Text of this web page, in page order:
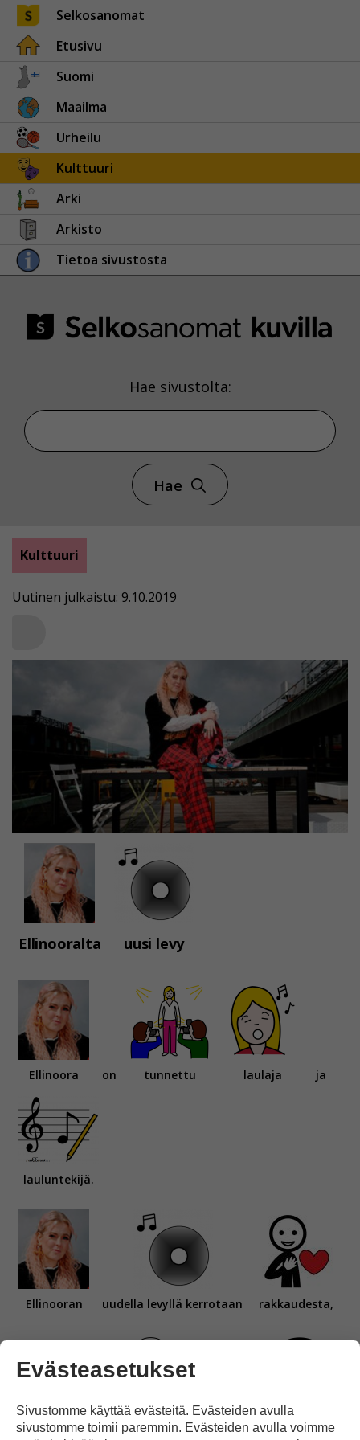
Selkosanomat
Etusivu
Suomi
Maailma
Urheilu
Kulttuuri
Arki
Arkisto
Tietoa sivustosta
Hae sivustolta:
Hae
Kulttuuri
Uutinen julkaistu: 9.10.2019
Ellinooralta uusi levy
Ellinoora on tunnettu laulaja ja
lauluntekijä.
Ellinooran uudella levyllä kerrotaan rakkaudesta,
mutta myös vaikeista asioista kuten surusta,
Evästeasetukset
Sivustomme käyttää evästeitä. Evästeiden avulla
sivustomme toimii paremmin. Evästeiden avulla voimme